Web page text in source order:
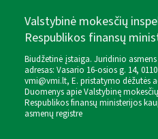
Valstybinė mokesčių
Respublikos finansų
Biudžetinė įstaiga. Juridinio
adresas: Vasario 16-osios g. 14,
vmi@vmi.lt, E. pristatymo dėžutės
Duomenys apie Valstybinę
Respublikos finansų ministerijos
asmenų registre